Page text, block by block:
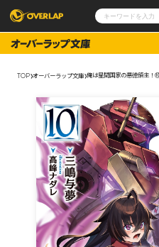
コミックガルド
コミッククリエ
コミックエッセイ
ポケットモンスター
アニメ
ゲーム
企業
会社概要
採用情報
アクセス
オーバーラップホールディングス
オーバー
オーバーラ
TOP オーバーラップ文庫 俺は星間国家の悪徳領主！